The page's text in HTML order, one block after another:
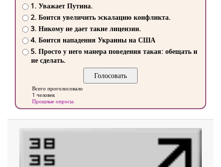
1. Уважает Путина.
2. Боится увеличить эскалацию конфликта.
3. Никому не дает такие лицензии.
4. Боится нападения Украины на США
5. Просто у него манера поведения такая: обещать и
не сделать.
Всего проголосовало
1 человек
Прошлые опросы